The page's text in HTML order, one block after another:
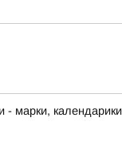
- марки,